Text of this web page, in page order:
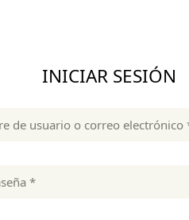
INICIAR SESIÓN